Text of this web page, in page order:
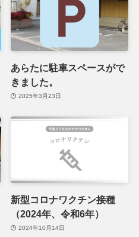
あらたに駐車スペースがで
きました。
2025年3月23日
新型コロナワクチン接種
（2024年、令和6年）
2024年10月14日